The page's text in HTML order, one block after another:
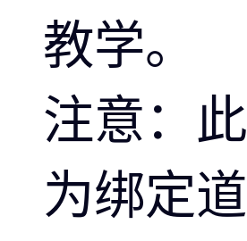
教学。
注意：
为绑定道